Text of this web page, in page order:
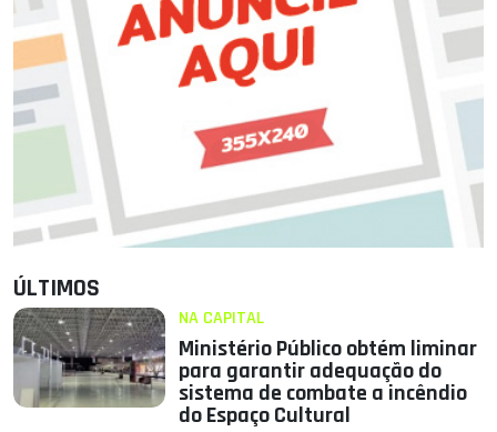
ÚLTIMOS
NA CAPITAL
Ministério Público obtém liminar
para garantir adequação do
sistema de combate a incêndio
do Espaço Cultural